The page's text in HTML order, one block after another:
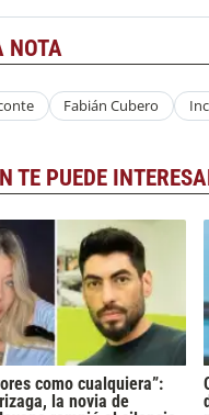
NOTA
Fabián Cubero
TE PUEDE
como cualquiera”:
la novia de